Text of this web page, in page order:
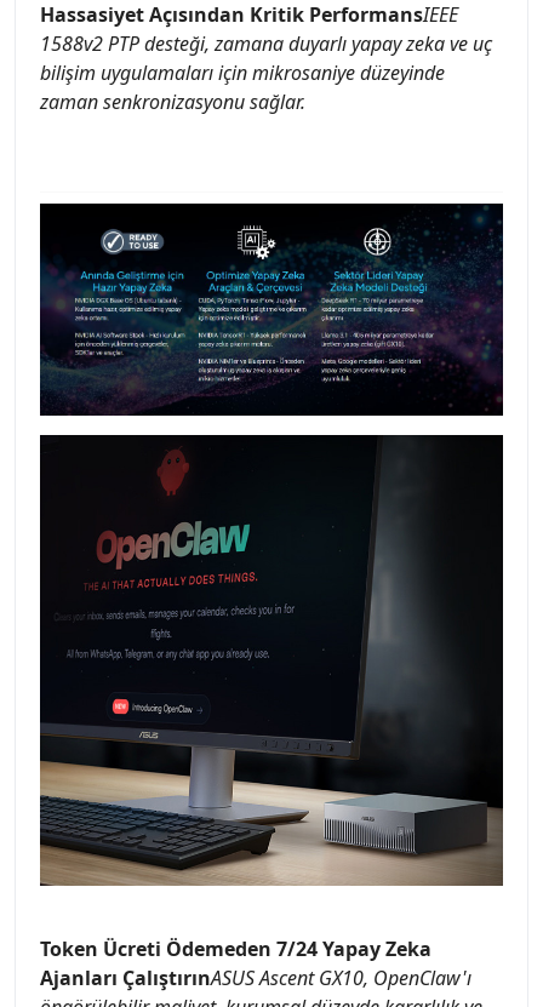
Hassasiyet Açısından Kritik PerformansIEEE
1588v2 PTP desteği, zamana duyarlı yapay zeka ve uç
bilişim uygulamaları için mikrosaniye düzeyinde
zaman senkronizasyonu sağlar.
Token Ücreti Ödemeden 7/24 Yapay Zeka
Ajanları ÇalıştırınASUS Ascent GX10, OpenClaw'ı